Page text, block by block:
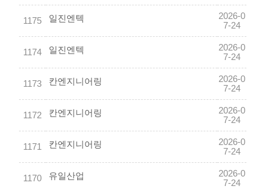
1175 일진엔텍
2026-0
7-24
1174 일진엔텍
2026-0
7-24
1173 칸엔지니어링
2026-0
7-24
1172 칸엔지니어링
2026-0
7-24
1171 칸엔지니어링
2026-0
7-24
1170 유일산업
2026-0
7-24